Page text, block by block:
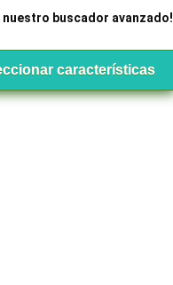
nuestro buscador avanzado!
características